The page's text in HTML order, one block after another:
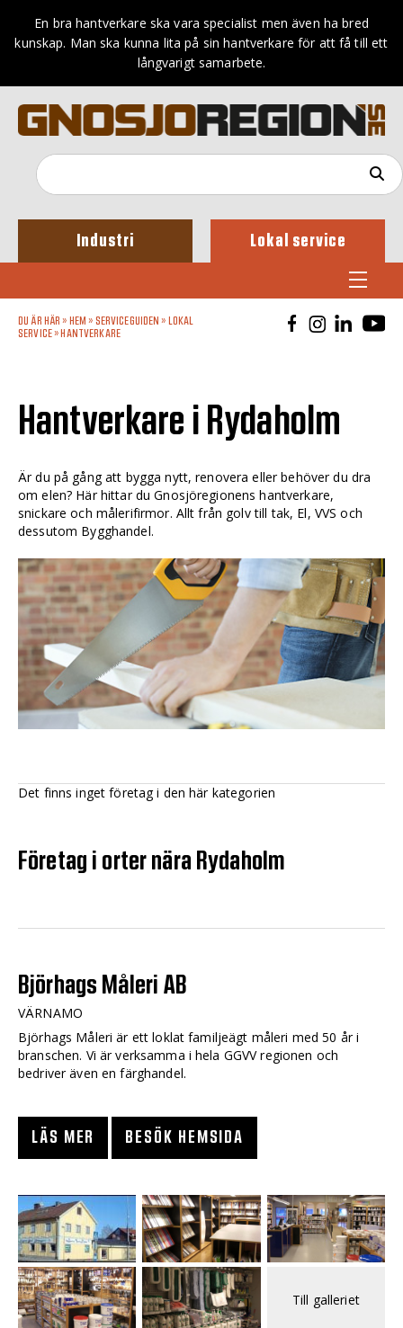
En bra hantverkare ska vara specialist men även ha bred
kunskap. Man ska kunna lita på sin hantverkare för att få till ett
långvarigt samarbete.
Industri Lokal service
DU ÄR HÄR » HEM » SERVICEGUIDEN »
LOKAL
SERVICE» HANTVERKARE
Hantverkare i Rydaholm
Är du på gång att bygga nytt, renovera eller behöver du dra
om elen? Här hittar du Gnosjöregionens hantverkare,
snickare och målerifirmor. Allt från golv till tak, El, VVS och
dessutom Bygghandel.
Det finns inget företag i den här kategorien
Företag i orter nära Rydaholm
Björhags Måleri AB
VÄRNAMO
Björhags Måleri är ett loklat familjeägt måleri med 50 år i
branschen. Vi är verksamma i hela GGVV regionen och
bedriver även en färghandel.
LÄS MER BESÖK HEMSIDA
Till galleriet